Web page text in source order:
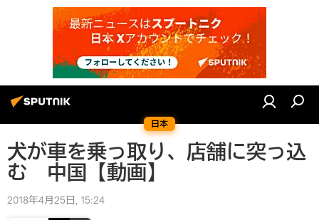
日本
犬が車を乗っ取り、店舗に突っ込
む 中国【動画】
2018年4月25日, 15:24